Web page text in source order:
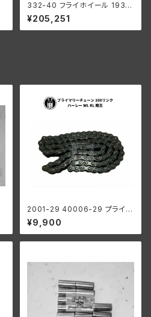
332-40 フライホイール 1937
-48年 U/ULモデル
¥205,251
2001-29 40006-29 プライマ
リーチェーン 100リンク ハーレ
ーダビッドソン 1929-52年 DL
WL RL 陸王
¥9,900